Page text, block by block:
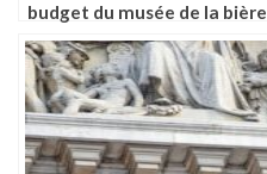
budget du musée de la bière